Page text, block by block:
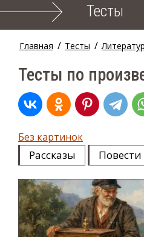
Тесты
Главная / Тесты /
Тесты по
Без картинок
Рассказы Повести